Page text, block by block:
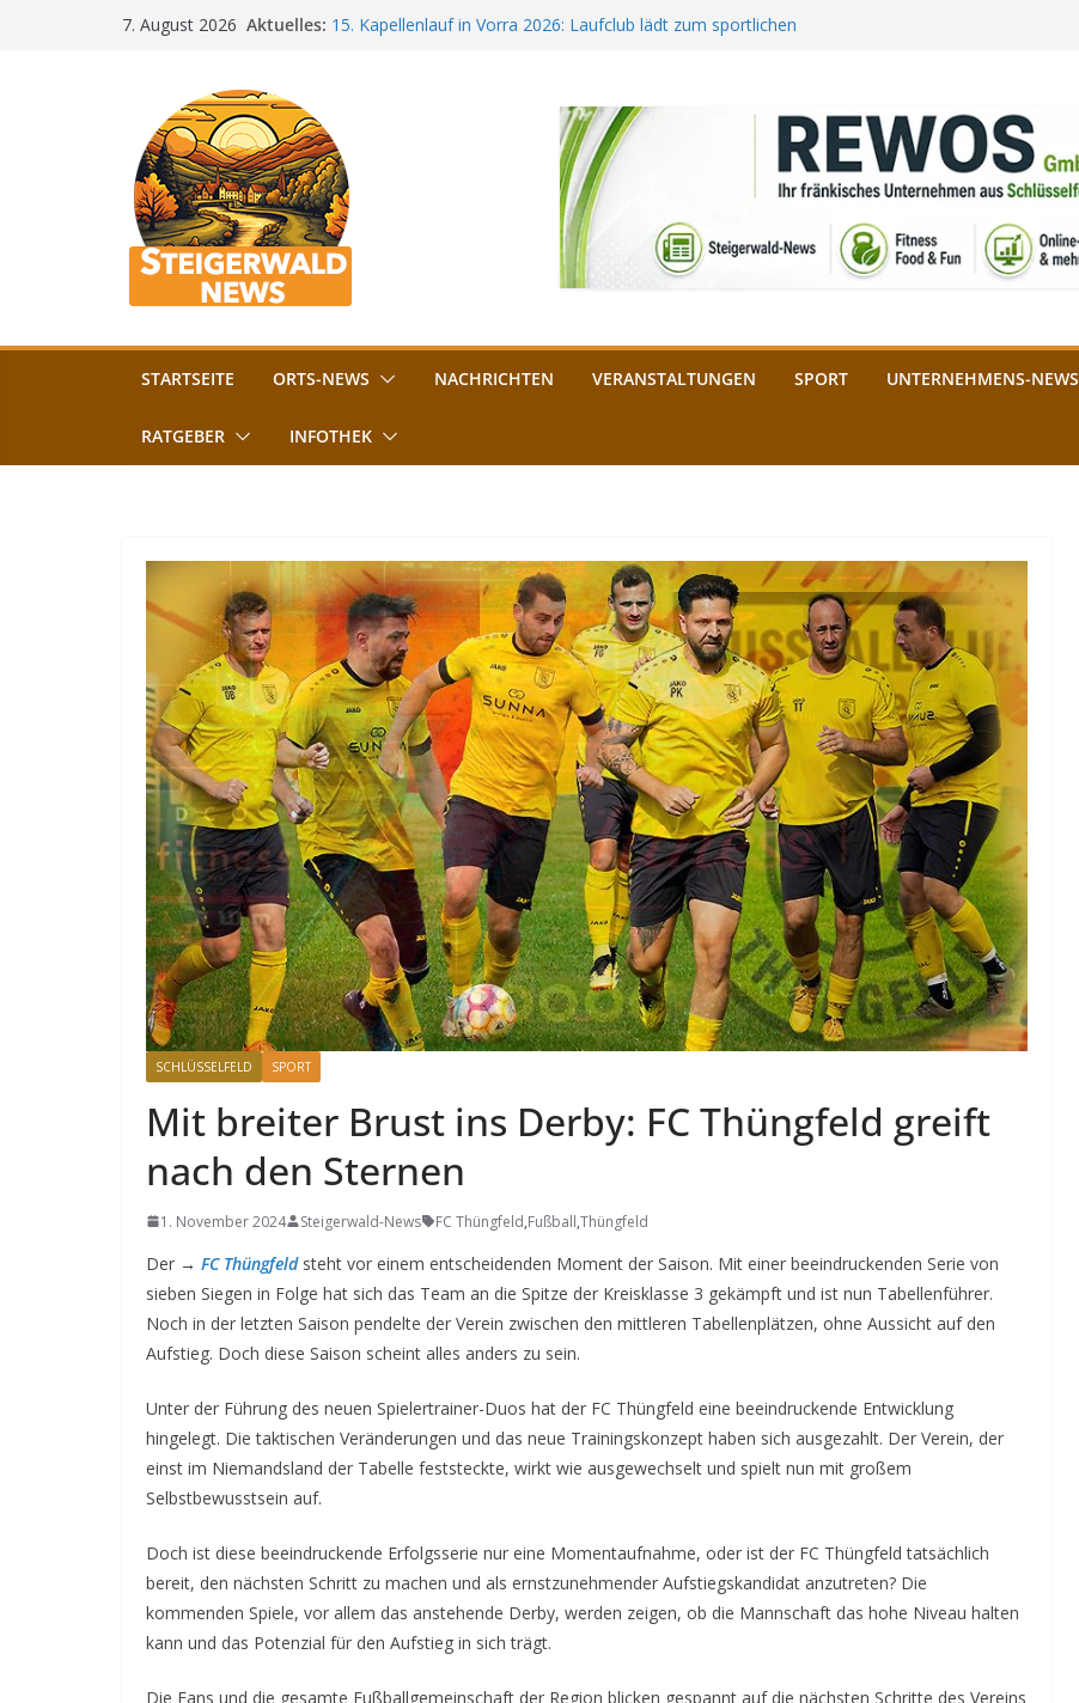
7. August 2026 Aktuelles: 15. Kapellenlauf in Vorra 2026: Laufclub lädt zum sportlichen
„Bamberger Böhnla“: Kaffee aus Bamberg unterstützt die
Lebenshilfe
Aschbacher Kerwa startet bald: Das ist heuer geboten
Vollsperrung am Friedhof in Schlüsselfeld: Kreuzung ab 3.
August gesperrt
STARTSEITE ORTS-NEWS NACHRICHTEN VERANSTALTUNGEN SPORT UNTERNEHMENS-NEWS
RATGEBER INFOTHEK
SCHLÜSSELFELD SPORT
Mit breiter Brust ins Derby: FC Thüngfeld greift
nach den Sternen
1. November 2024 Steigerwald-News FC Thüngfeld,Fußball,Thüngfeld
Der → FC Thüngfeldsteht vor einem entscheidenden Moment der Saison. Mit einer beeindruckenden Serie von
sieben Siegen in Folge hat sich das Team an die Spitze der Kreisklasse 3 gekämpft und ist nun Tabellenführer.
Noch in der letzten Saison pendelte der Verein zwischen den mittleren Tabellenplätzen, ohne Aussicht auf den
Aufstieg. Doch diese Saison scheint alles anders zu sein.
Unter der Führung des neuen Spielertrainer-Duos hat der FC Thüngfeld eine beeindruckende Entwicklung
hingelegt. Die taktischen Veränderungen und das neue Trainingskonzept haben sich ausgezahlt. Der Verein, der
einst im Niemandsland der Tabelle feststeckte, wirkt wie ausgewechselt und spielt nun mit großem
Selbstbewusstsein auf.
Doch ist diese beeindruckende Erfolgsserie nur eine Momentaufnahme, oder ist der FC Thüngfeld tatsächlich
bereit, den nächsten Schritt zu machen und als ernstzunehmender Aufstiegskandidat anzutreten? Die
kommenden Spiele, vor allem das anstehende Derby, werden zeigen, ob die Mannschaft das hohe Niveau halten
kann und das Potenzial für den Aufstieg in sich trägt.
Die Fans und die gesamte Fußballgemeinschaft der Region blicken gespannt auf die nächsten Schritte des Vereins